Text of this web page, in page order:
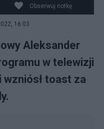
Obserwuj notkę
16:03
Aleksander
w telewizji
wzniósł toast za